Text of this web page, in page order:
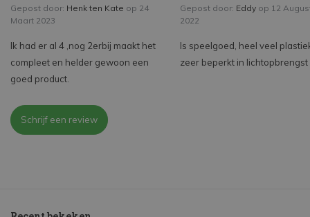
Gepost door: Henk ten Kate op 24
Maart 2023
Ik had er al 4 ,nog 2erbij maakt het
compleet en helder gewoon een
goed product.
Gepost door: Eddy op 12
2022
Is speelgoed, heel veel
zeer beperkt in lichtopbrengst
Schrijf een review